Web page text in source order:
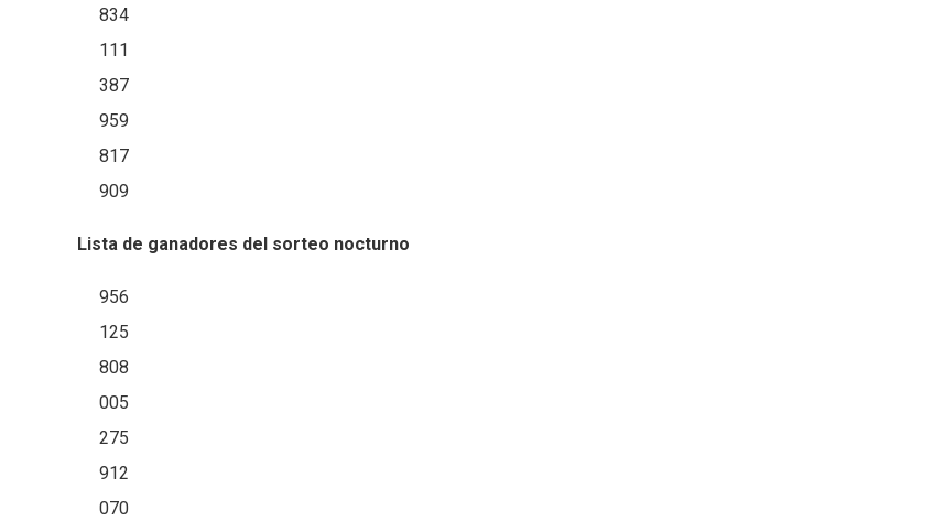
834
111
387
959
817
909
Lista de ganadores del sorteo nocturno
956
125
808
005
275
912
070